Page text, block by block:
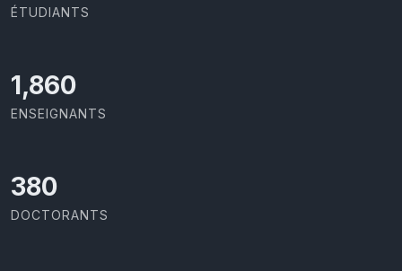
ÉTUDIANTS
1,973
ENSEIGNANTS
403
DOCTORANTS